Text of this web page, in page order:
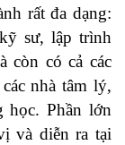
rất đa dạng:
sư, lập trình
còn có cả các
nhà tâm lý,
học. Phần lớn
và diễn ra tại